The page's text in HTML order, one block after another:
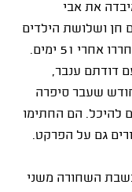
את אבי
חן ושלושת הילדים
הנוספים, אגם, טל וגל, נחטפו לעזה ושוחררו אחרי 51 ימים.
הגיעו יחד עם דודתם ענבר,
שעבר סיפרה
להיכל. הם החתימו
גם על הפרקט.
התייתם בשבת השחורה משני